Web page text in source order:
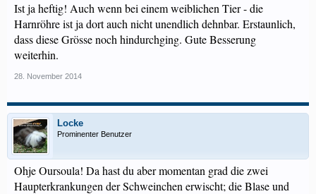
Ist ja heftig! Auch wenn bei einem weiblichen Tier - die
Harnröhre ist ja dort auch nicht unendlich dehnbar. Erstaunlich,
dass diese Grösse noch hindurchging. Gute Besserung
weiterhin.
28. November 2014
Locke
Prominenter Benutzer
Ohje Oursoula! Da hast du aber momentan grad die zwei
Haupterkrankungen der Schweinchen erwischt; die Blase und